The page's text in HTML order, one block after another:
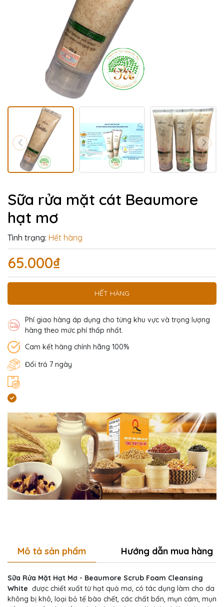
Sữa rửa mặt cát Beaumore
hạt mơ
Tình trạng: Hết hàng
65.000₫
HẾT HÀNG
Phí giao hàng áp dụng cho từng khu vực và trọng lượng
hàng theo mức phí thấp nhất.
Cam kết hàng chính hãng 100%
Đổi trả 7 ngày
Mô tả sản phẩm Hướng dẫn mua hàng
Sữa Rửa Mặt Hạt Mơ - Beaumore Scrub Foam Cleansing
White được chiết xuất từ hạt quả mơ, có tác dụng làm cho da
không bị khô, loại bỏ tế bào chết, các chất bẩn, mụn cám, mụn